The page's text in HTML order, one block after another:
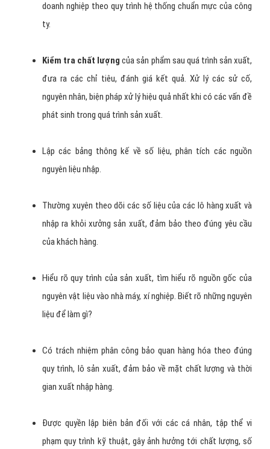
doanh nghiệp theo quy trình hệ thống chuẩn mực của công
ty.
Kiểm tra chất lượng của sản phẩm sau quá trình sản xuất,
đưa ra các chỉ tiêu, đánh giá kết quả. Xử lý các sử cố,
nguyên nhân, biện pháp xử lý hiệu quả nhất khi có các vấn đề
phát sinh trong quá trình sản xuất.
Lập các bảng thông kế về số liệu, phân tích các nguồn
nguyên liệu nhập.
Thường xuyên theo dõi các số liệu của các lô hàng xuất và
nhập ra khỏi xưởng sản xuất, đảm bảo theo đúng yêu cầu
của khách hàng.
Hiểu rõ quy trình của sản xuất, tìm hiểu rõ nguồn gốc của
nguyên vật liệu vào nhà máy, xí nghiệp. Biết rõ những nguyên
liệu để làm gì?
Có trách nhiệm phân công bảo quan hàng hóa theo đúng
quy trình, lô sản xuất, đảm bảo về mặt chất lượng và thời
gian xuất nhập hàng.
Được quyền lập biên bản đối với các cá nhân, tập thể vi
phạm quy trình kỹ thuật, gây ảnh hưởng tới chất lượng, số